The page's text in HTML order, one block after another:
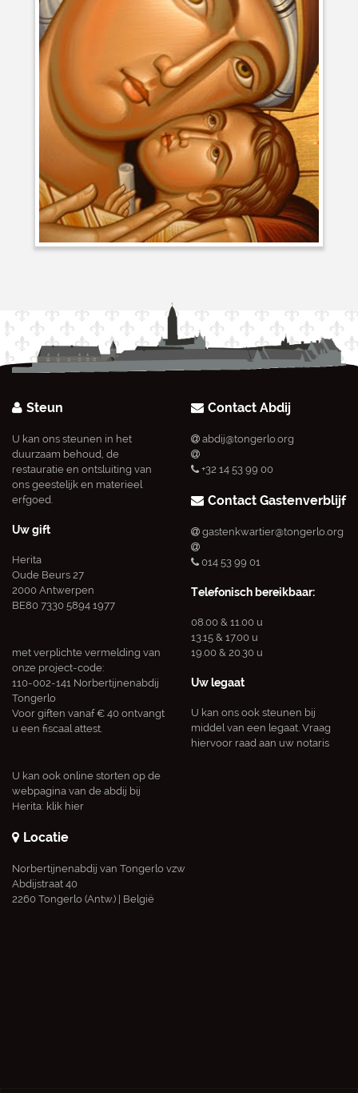
Steun
U kan ons steunen in het
duurzaam behoud, de
restauratie en ontsluiting van
ons geestelijk en materieel
erfgoed.
Uw gift
Herita
Oude Beurs 27
2000 Antwerpen
BE80 7330 5894 1977
met verplichte vermelding van
onze project-code:
110-002-141 Norbertijnenabdij
Tongerlo
Voor giften vanaf € 40 ontvangt
u een fiscaal attest.
U kan ook online storten op de
webpagina van de abdij bij
Herita: klik hier
Contact Abdij
abdij@tongerlo.org
+32 14 53 99 00
Contact Gastenverblijf
gastenkwartier@tongerlo.org
014 53 99 01
Telefonisch bereikbaar:
08.00 & 11.00 u
13.15 & 17.00 u
19.00 & 20.30 u
Uw legaat
U kan ons ook steunen bij
middel van een legaat. Vraag
hiervoor raad aan uw notaris
Locatie
Norbertijnenabdij van Tongerlo vzw
Abdijstraat 40
2260 Tongerlo (Antw.) | België